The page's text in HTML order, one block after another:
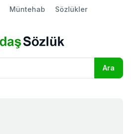
Müntehab Sözlükler